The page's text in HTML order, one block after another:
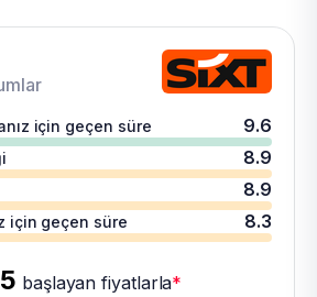
için geçen süre 9.6
8.9
8.9
için geçen süre 8.3
başlayan fiyatlarla*